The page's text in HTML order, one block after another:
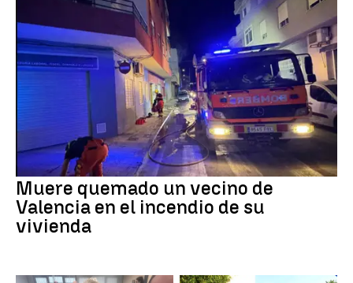
Muere quemado un vecino de
Valencia en el incendio de su
vivienda